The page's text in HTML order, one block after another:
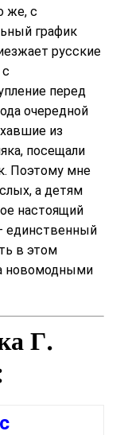
же, с
график
русские
перед
очередной
из
посещали
Поэтому мне
а детям
настоящий
единственный
в этом
новомодными
Г.